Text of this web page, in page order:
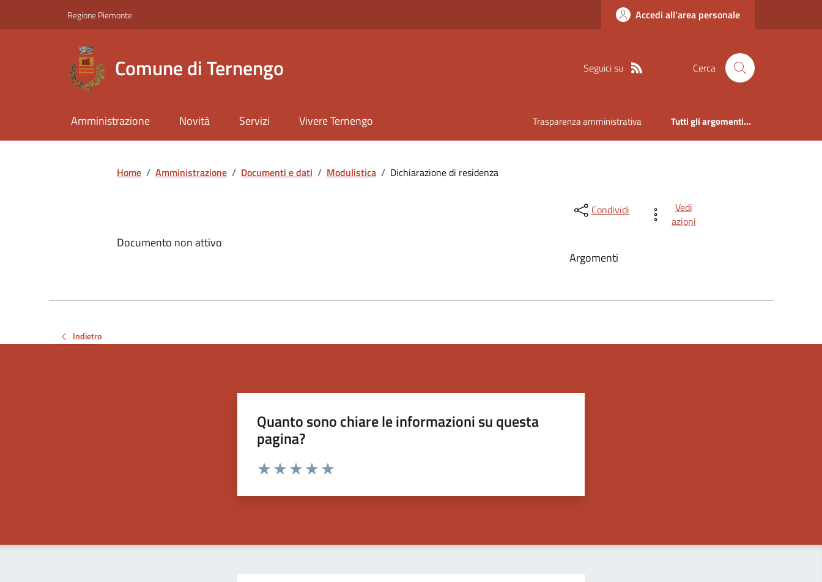
Regione Piemonte Accedi all'area personale
Comune di Ternengo Seguici su Cerca
Amministrazione Novità Servizi Vivere Ternengo Trasparenza amministrativa Tutti gli argomenti...
Home / Amministrazione / Documenti e dati / Modulistica / Dichiarazione di residenza
Documento non attivo
Condividi
Vedi
azioni
Argomenti
Indietro
Quanto sono chiare le informazioni su questa
pagina?
Valuta da 1 a 5 stelle la pagina